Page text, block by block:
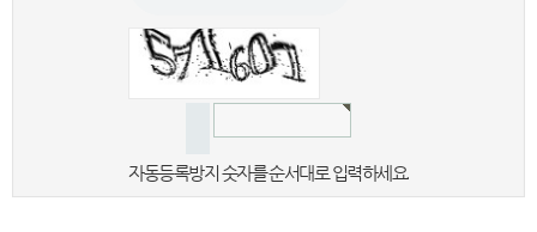
자동등록방지 숫자를 순서대로 입력하세요.